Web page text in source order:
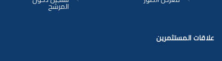
المرشح
علاقات المستثمرين